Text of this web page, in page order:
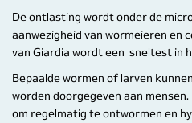
De ontlasting wordt onder de
aanwezigheid van wormeieren en
van Giardia wordt een sneltest in
Bepaalde wormen of larven
worden doorgegeven aan
om regelmatig te ontwormen en